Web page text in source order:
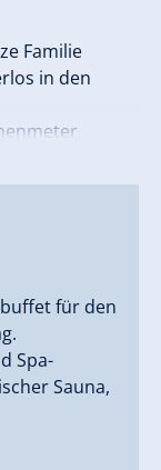
Familie
in den
wir
und
Alle Zimmer
Ihr Hund ist
für den
Spa-
Sauna,